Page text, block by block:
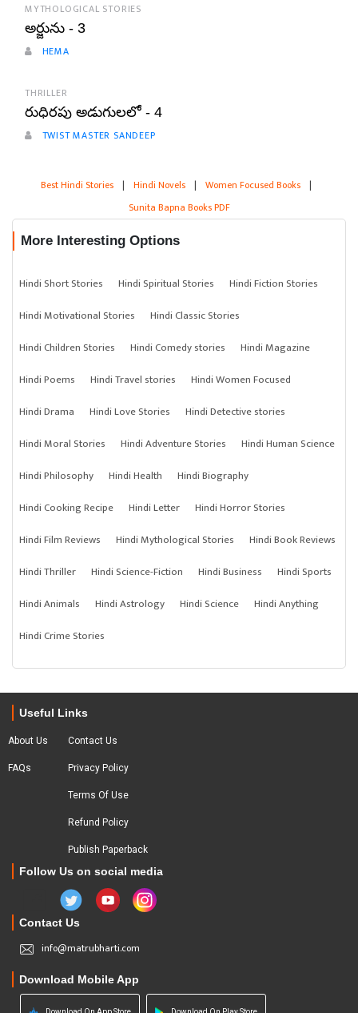
MYTHOLOGICAL STORIES
అర్జును - 3
HEMA
THRILLER
రుధిరపు అడుగులలో - 4
TWIST MASTER SANDEEP
Best Hindi Stories | Hindi Novels | Women Focused Books |
Sunita Bapna Books PDF
More Interesting Options
Hindi Short Stories Hindi Spiritual Stories
Hindi Fiction Stories
Hindi Motivational Stories
Hindi Classic Stories
Hindi Children Stories
Hindi Comedy stories
Hindi Magazine
Hindi Poems
Hindi Travel stories
Hindi Women Focused
Hindi Drama
Hindi Love Stories
Hindi Detective stories
Hindi Moral Stories
Hindi Adventure Stories
Hindi Human Science
Hindi Philosophy
Hindi Health
Hindi Biography
Hindi Cooking Recipe
Hindi Letter
Hindi Horror Stories
Hindi Film Reviews
Hindi Mythological Stories
Hindi Book Reviews
Hindi Thriller
Hindi Science-Fiction Hindi Business
Hindi Sports
Hindi Animals
Hindi Astrology Hindi Science
Hindi Anything
Hindi Crime Stories
Useful Links
About Us
FAQs
Contact Us
Privacy Policy
Terms Of Use
Refund Policy
Publish Paperback
Follow Us on social media
Contact Us
info@matrubharti.com
Download Mobile App